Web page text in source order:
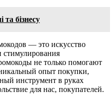
та бізнесу
— это искусство
стимулирования
не только помогают
опыт покупки,
инструмент в руках
для нас, покупателей.